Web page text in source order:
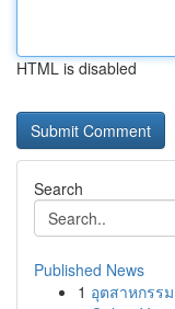
HTML is disabled
Search
Published News
1 อุตสาหกรร